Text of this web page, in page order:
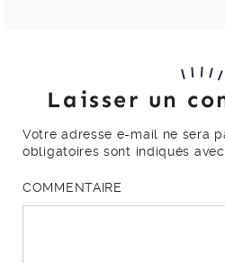
Laisser un
Votre adresse e-mail ne sera
obligatoires sont indiqués avec
COMMENTAIRE